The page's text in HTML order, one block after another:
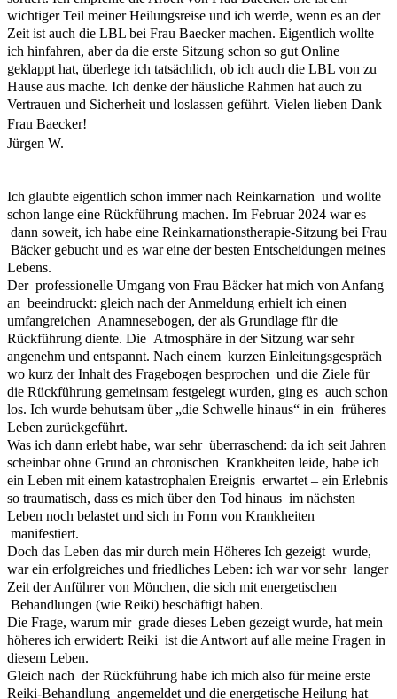
wichtiger Teil meiner Heilungsreise und ich werde, wenn es an der
Zeit ist auch die LBL bei Frau Baecker machen. Eigentlich wollte
ich hinfahren, aber da die erste Sitzung schon so gut Online
geklappt hat, überlege ich tatsächlich, ob ich auch die LBL von zu
Hause aus mache. Ich denke der häusliche Rahmen hat auch zu
Vertrauen und Sicherheit und loslassen geführt. Vielen lieben Dank
Frau Baecker!
Jürgen W.
Ich glaubte eigentlich schon immer nach Reinkarnation und wollte
schon lange eine Rückführung machen. Im Februar 2024 war es
dann soweit, ich habe eine Reinkarnationstherapie-Sitzung bei Frau
Bäcker gebucht und es war eine der besten Entscheidungen meines
Lebens.
Der professionelle Umgang von Frau Bäcker hat mich von Anfang
an beeindruckt: gleich nach der Anmeldung erhielt ich einen
umfangreichen Anamnesebogen, der als Grundlage für die
Rückführung diente. Die Atmosphäre in der Sitzung war sehr
angenehm und entspannt. Nach einem kurzen Einleitungsgespräch
wo kurz der Inhalt des Fragebogen besprochen und die Ziele für
die Rückführung gemeinsam festgelegt wurden, ging es auch schon
los. Ich wurde behutsam über „die Schwelle hinaus“ in ein früheres
Leben zurückgeführt.
Was ich dann erlebt habe, war sehr überraschend: da ich seit Jahren
scheinbar ohne Grund an chronischen Krankheiten leide, habe ich
ein Leben mit einem katastrophalen Ereignis erwartet – ein Erlebnis
so traumatisch, dass es mich über den Tod hinaus im nächsten
Leben noch belastet und sich in Form von Krankheiten
manifestiert.
Doch das Leben das mir durch mein Höheres Ich gezeigt wurde,
war ein erfolgreiches und friedliches Leben: ich war vor sehr langer
Zeit der Anführer von Mönchen, die sich mit energetischen
Behandlungen (wie Reiki) beschäftigt haben.
Die Frage, warum mir grade dieses Leben gezeigt wurde, hat mein
höheres ich erwidert: Reiki ist die Antwort auf alle meine Fragen in
diesem Leben.
Gleich nach der Rückführung habe ich mich also für meine erste
Reiki-Behandlung angemeldet und die energetische Heilung hat